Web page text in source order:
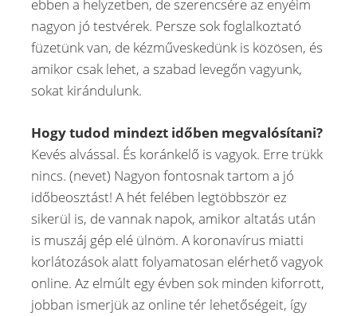
ebben a helyzetben, de szerencsére az enyéim
nagyon jó testvérek. Persze sok foglalkoztató
füzetünk van, de kézműveskedünk is közösen, és
amikor csak lehet, a szabad levegőn vagyunk,
sokat kirándulunk.
Hogy tudod mindezt időben megvalósítani?
Kevés alvással. És koránkelő is vagyok. Erre trükk
nincs. (nevet) Nagyon fontosnak tartom a jó
időbeosztást! A hét felében legtöbbször ez
sikerül is, de vannak napok, amikor altatás után
is muszáj gép elé ülnöm. A koronavírus miatti
korlátozások alatt folyamatosan elérhető vagyok
online. Az elmúlt egy évben sok minden kiforrott,
jobban ismerjük az online tér lehetőségeit, így